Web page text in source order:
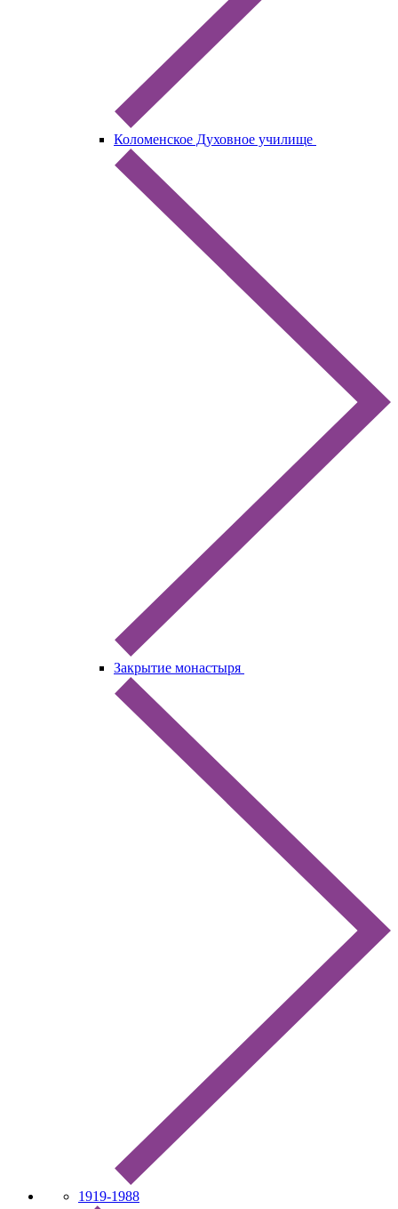
Коломенское Духовное училище
Закрытие монастыря
1919-1988